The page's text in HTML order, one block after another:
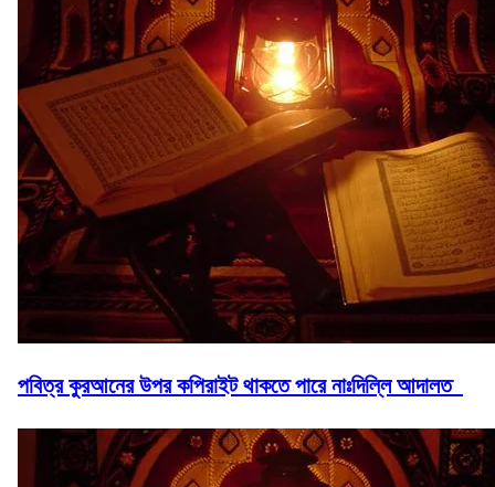
পবিত্র কুরআনের উপর কপিরাইট থাকতে পারে নাঃদিল্লি আদালত